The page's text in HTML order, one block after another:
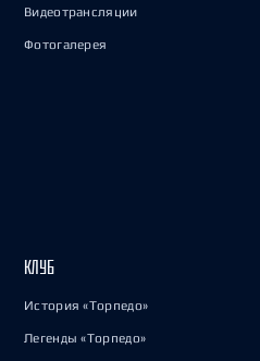
Видеотрансляции
Фотогалерея
КЛУБ
История «Торпедо»
Легенды «Торпедо»